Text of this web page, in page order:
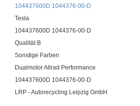
104437600D 1044376-00-D
Tesla
104437600D 1044376-00-D
Qualität B
Sonstige Farben
Dualmotor Allrad Performance
104437600D 1044376-00-D
LRP - Autorecycling Leipzig GmbH